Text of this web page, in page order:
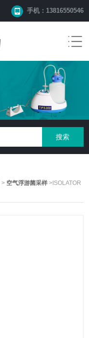
手机：13816550546
> 空气浮游菌采样 >ISOLATOR